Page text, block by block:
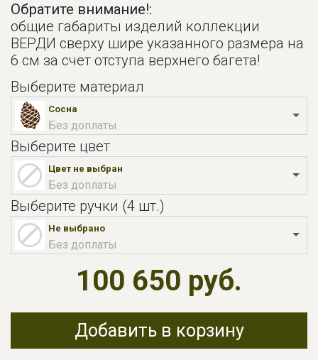
Обратите внимание!:
общие габариты изделий коллекции
ВЕРДИ сверху шире указанного размера на
6 см за счет отступа верхнего багета!
Выберите материал
Сосна
Без доплаты
Выберите цвет
Цвет не выбран
Без доплаты
Выберите ручки (4 шт.)
Не выбрано
Без доплаты
100 650 руб.
Добавить в корзину